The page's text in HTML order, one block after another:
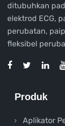
ditubuhkan
elektrod ECG,
perubatan,
fleksibel
Produk
Aplikator